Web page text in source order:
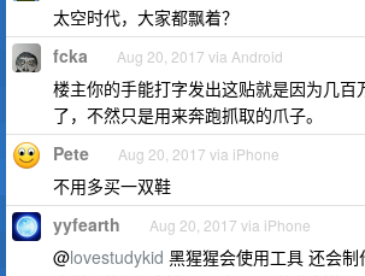
太空时代，大家都飘着？
fcka Aug 20, 2017 via Android
楼主你的手能打字发出这贴就是因为几百
了，不然只是用来奔跑抓取的爪子。
Pete Aug 20, 2017 via iPhone
不用多买一双鞋
yyfearth Aug 20, 2017 via iPhone
@lovestudykid 黑猩猩会使用工具 还会